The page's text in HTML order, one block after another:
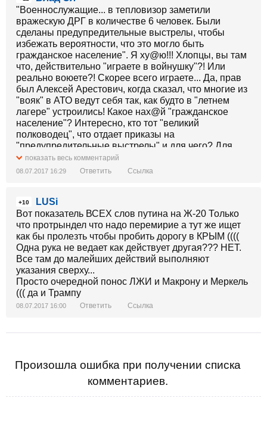
"Военнослужащие... в тепловизор заметили
вражескую ДРГ в количестве 6 человек. Были
сделаны предупредительные выстрелы, чтобы
избежать вероятности, что это могло быть
гражданское население". Я ху@ю!!! Хлопцы, вы там
что, действительно "играете в войнушку"?! Или
реально воюете?! Скорее всего играете... Да, прав
был Алексей Арестович, когда сказал, что многие из
"вояк" в АТО ведут себя так, как будто в "летнем
лагере" устроились! Какое нах@й "гражданское
население"? Интересно, кто тот "великий
полководец", что отдает приказы на
"предупредительные выстрелы" и для чего? Для
демаскировки позиций боевого охранения и
соответствующих "последствий" надо полагать?
- людей "положит" немерянно!!! Что, "лавры" "вити-
катафалка" спать мешают? Пиз@ц! Хотя... Что это я
так "распереживался", - у нас же войны нет! У нас
только враг топчет землю Украины, но для "элитных"
пэть, вить, саш и прочих му@ил это не
существенно!!! Потому у нас в стране "ато"! ЕВМ,
"всякокомандующие"!
показать весь комментарий
08.07.2017 16:29 Ответить Ссылка
+10
LUSi
Вот показатель ВСЕХ слов путина на Ж-20 Только
что протрындел что надо перемирие а тут же ищет
как бы пролезть чтобы пробить дорогу в КРЫМ ((((
Одна рука не ведает как действует другая??? НЕТ.
Все там до малейших действий выполняют
указания сверху...
Просто очередной понос ЛЖИ и Макрону и Меркель
((( да и Трампу
08.07.2017 16:00 Ответить Ссылка
Произошла ошибка при получении списка
комментариев.